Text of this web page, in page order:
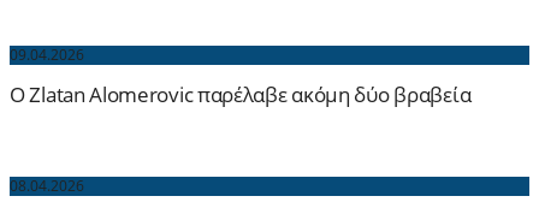
09.04.2026
O Zlatan Alomerovic παρέλαβε ακόμη δύο βραβεία
08.04.2026